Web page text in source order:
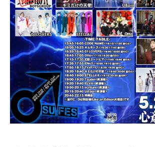
3
年
5
1
9
日
同
会
社
忍
代
表
奥
野
拓
也